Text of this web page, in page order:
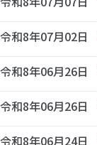
令和8年07月02日
令和8年06月26日
令和8年06月26日
令和8年06月24日